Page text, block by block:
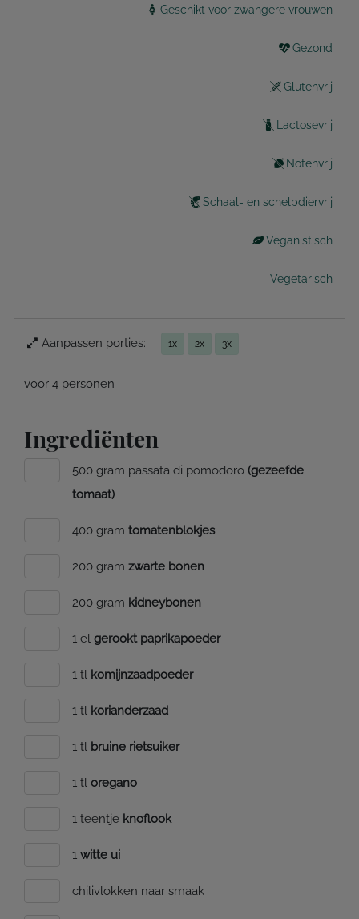
Geschikt voor zwangere vrouwen
Gezond
Glutenvrij
Lactosevrij
Notenvrij
Schaal- en schelpdiervrij
Veganistisch
Vegetarisch
Aanpassen porties: 1x 2x 3x
voor 4 personen
Ingrediënten
500 gram passata di pomodoro (gezeefde
tomaat)
400 gram tomatenblokjes
200 gram zwarte bonen
200 gram kidneybonen
1 el gerookt paprikapoeder
1 tl komijnzaadpoeder
1 tl korianderzaad
1 tl bruine rietsuiker
1 tl oregano
1 teentje knoflook
1 witte ui
chilivlokken naar smaak